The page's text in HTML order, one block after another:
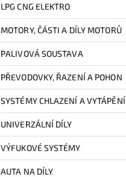
LPG CNG ELEKTRO
MOTORY, ČÁSTI A DÍLY MOTORŮ
PALIVOVÁ SOUSTAVA
PŘEVODOVKY, ŘAZENÍ A POHON
SYSTÉMY CHLAZENÍ A VYTÁPĚNÍ
UNIVERZÁLNÍ DÍLY
VÝFUKOVÉ SYSTÉMY
AUTA NA DÍLY